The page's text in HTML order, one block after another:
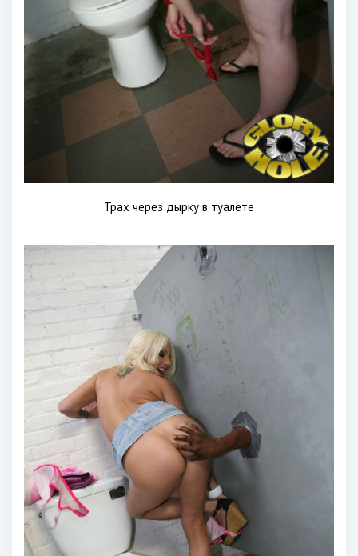
Трах через дырку в туалете